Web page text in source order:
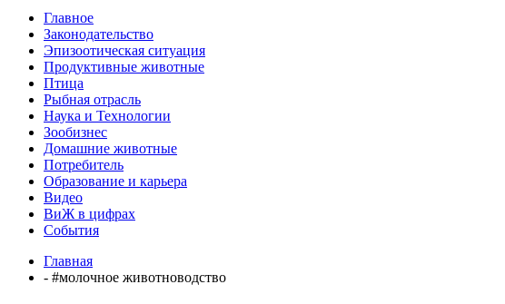
Главное
Законодательство
Эпизоотическая ситуация
Продуктивные животные
Птица
Рыбная отрасль
Наука и Технологии
Зообизнес
Домашние животные
Потребитель
Образование и карьера
Видео
ВиЖ в цифрах
События
Главная
- #молочное животноводство